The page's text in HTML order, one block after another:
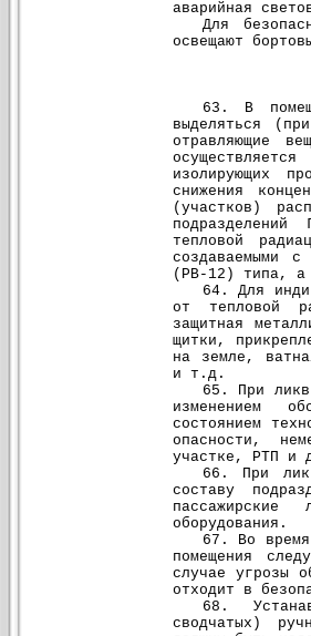
аварийная
Для
освещают
63. В
выделяться
отравляющие
изолирующих
снижения
(участков)
тепловой
создаваемыми
(РВ-12) типа, а
64. Для
от тепловой
защитная
щитки,
на земле,
и т.д.
65. При
изменением
состоянием
опасности,
участке, РТП и
66. При
составу
оборудования.
67. Во
помещения
случае угрозы
отходит в
68.
сводчатых)